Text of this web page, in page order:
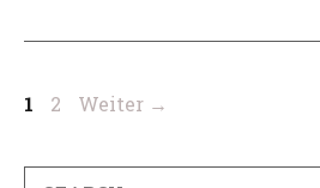
Seite
1 Seite
2 Weiter →